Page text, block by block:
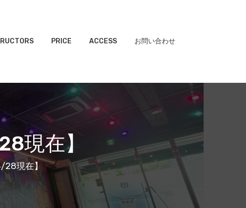
PRICE ACCESS お問い合わせ
現在】
現在】